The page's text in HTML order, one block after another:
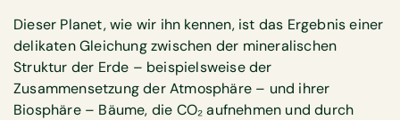
Dieser Planet, wie wir ihn kennen, ist das Ergebnis einer
delikaten Gleichung zwischen der mineralischen
Struktur der Erde – beispielsweise der
Zusammensetzung der Atmosphäre – und ihrer
Biosphäre – Bäume, die CO₂ aufnehmen und durch